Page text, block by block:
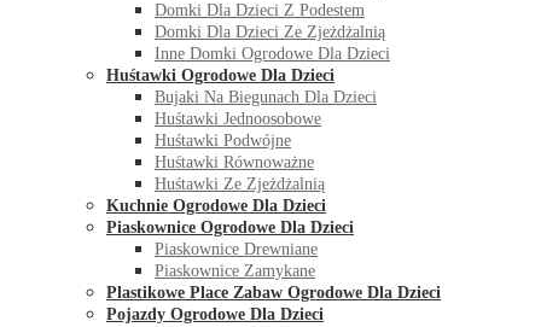
Domki Dla Dzieci Z Podestem
Domki Dla Dzieci Ze Zjeżdżalnią
Inne Domki Ogrodowe Dla Dzieci
Huśtawki Ogrodowe Dla Dzieci
Bujaki Na Biegunach Dla Dzieci
Huśtawki Jednoosobowe
Huśtawki Podwójne
Huśtawki Równoważne
Huśtawki Ze Zjeżdżalnią
Kuchnie Ogrodowe Dla Dzieci
Piaskownice Ogrodowe Dla Dzieci
Piaskownice Drewniane
Piaskownice Zamykane
Plastikowe Place Zabaw Ogrodowe Dla Dzieci
Pojazdy Ogrodowe Dla Dzieci